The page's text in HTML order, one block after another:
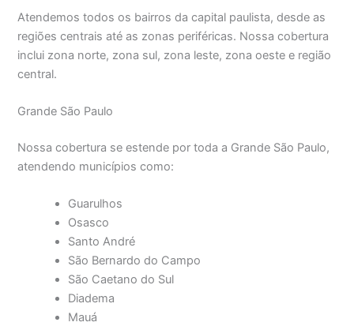
Atendemos todos os bairros da capital paulista, desde as
regiões centrais até as zonas periféricas. Nossa cobertura
inclui zona norte, zona sul, zona leste, zona oeste e região
central.
Grande São Paulo
Nossa cobertura se estende por toda a Grande São Paulo,
atendendo municípios como:
Guarulhos
Osasco
Santo André
São Bernardo do Campo
São Caetano do Sul
Diadema
Mauá